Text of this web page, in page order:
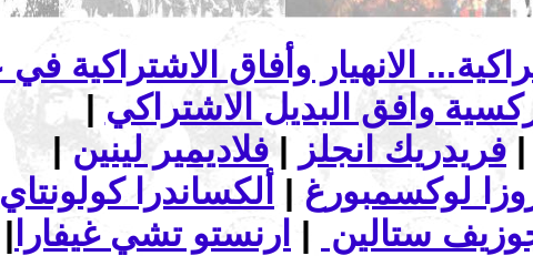
|
|
| فريدريك انجلز |فلاديمير لينين
لوكسمبورغ | ألكساندرا كولونتاي
|
ستالين | ارنستو تشي غيفارا